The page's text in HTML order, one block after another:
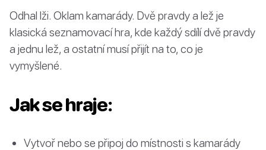
Odhal lži. Oklam kamarády. Dvě pravdy a lež je
klasická seznamovací hra, kde každý sdílí dvě pravdy
a jednu lež, a ostatní musí přijít na to, co je
vymyšlené.
Jak se hraje:
Vytvoř nebo se připoj do místnosti s kamarády